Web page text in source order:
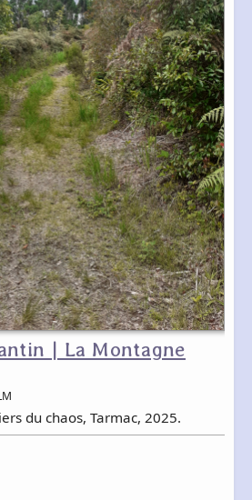
| La Montagne
du chaos, Tarmac, 2025.